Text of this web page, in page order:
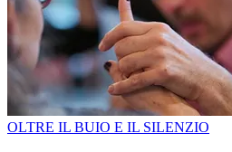
OLTRE IL BUIO E IL SILENZIO